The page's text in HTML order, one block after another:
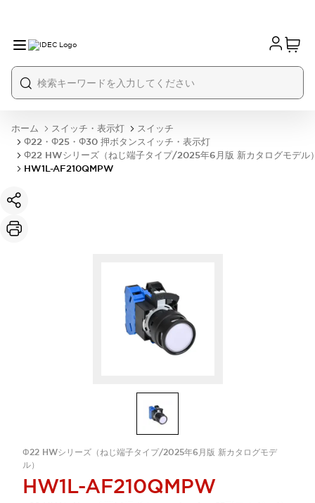
ホーム スイッチ・表示灯
スイッチ
Φ22・Φ25・Φ30 押ボタンスイッチ・表示灯
Φ22 HWシリーズ（ねじ端子タイプ/2025年6月版 新カタログモデル
HW1L-AF210QMPW
Φ22 HWシリーズ（ねじ端子タイプ/2025年6月版 新カタログモデ
ル）
HW1L-AF210QMPW